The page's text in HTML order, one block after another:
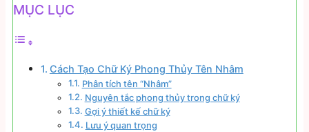
MỤC LỤC
Cách Tạo Chữ Ký Phong Thủy Tên Nhâm
Phân tích tên “Nhâm”
Nguyên tắc phong thủy trong chữ ký
Gợi ý thiết kế chữ ký
Lưu ý quan trọng